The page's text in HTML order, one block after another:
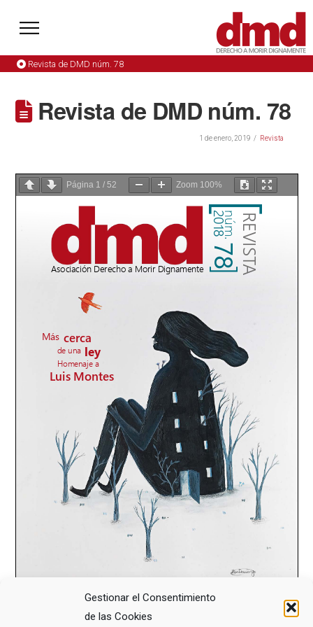
Gestionar el Consentimiento
de las Cookies
Revista de DMD núm. 78
Revista de DMD núm. 78
1 de enero, 2019 Revista
Página 1 /52 Zoom 100%
COMPARTE ESTE ARTÍCULO